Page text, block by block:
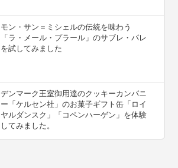
モン・サン＝ミシェルの伝統を味わう
「ラ・メール・プラール」のサブレ・パレ
を試してみました
デンマーク王室御用達のクッキーカンパニ
ー「ケルセン社」のお菓子ギフト缶「ロイ
ヤルダンスク」「コペンハーゲン」を体験
してみました。